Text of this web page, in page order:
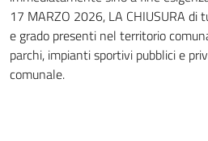
17 MARZO 2026, LA CHIUSURA di
e grado presenti nel territorio
parchi, impianti sportivi pubblici e
comunale.